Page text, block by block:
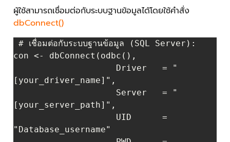
ผู้ใช้สามารถเชื่อมต่อกับระบบฐานข้อมูลได้โดยใช้คำสั่ง
dbConnect()
con <- dbConnect(odbc(),
[your_driver_name]",
[your_server_path]",
"Database_username"